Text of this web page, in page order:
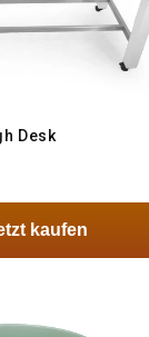
Desk
kaufen